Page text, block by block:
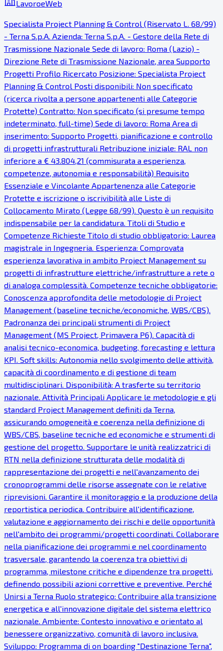
LavoroeWeb
Specialista Project Planning & Control (Riservato L. 68/99)
- Terna S.p.A. Azienda: Terna S.p.A. - Gestore della Rete di
Trasmissione Nazionale Sede di lavoro: Roma (Lazio) -
Direzione Rete di Trasmissione Nazionale, area Supporto
Progetti Profilo Ricercato Posizione: Specialista Project
Planning & Control Posti disponibili: Non specificato
(ricerca rivolta a persone appartenenti alle Categorie
Protette) Contratto: Non specificato (si presume tempo
indeterminato, full-time) Sede di lavoro: Roma Area di
inserimento: Supporto Progetti, pianificazione e controllo
di progetti infrastrutturali Retribuzione iniziale: RAL non
inferiore a € 43.804,21 (commisurata a esperienza,
competenze, autonomia e responsabilità) Requisito
Essenziale e Vincolante Appartenenza alle Categorie
Protette e iscrizione o iscrivibilità alle Liste di
Collocamento Mirato (Legge 68/99). Questo è un requisito
indispensabile per la candidatura. Titoli di Studio e
Competenze Richieste Titolo di studio obbligatorio: Laurea
magistrale in Ingegneria. Esperienza: Comprovata
esperienza lavorativa in ambito Project Management su
progetti di infrastrutture elettriche/infrastrutture a rete o
di analoga complessità. Competenze tecniche obbligatorie:
Conoscenza approfondita delle metodologie di Project
Management (baseline tecniche/economiche, WBS/CBS).
Padronanza dei principali strumenti di Project
Management (MS Project, Primavera P6). Capacità di
analisi tecnico-economica, budgeting, forecasting e lettura
KPI. Soft skills: Autonomia nello svolgimento delle attività,
capacità di coordinamento e di gestione di team
multidisciplinari. Disponibilità: A trasferte su territorio
nazionale. Attività Principali Applicare le metodologie e gli
standard Project Management definiti da Terna,
assicurando omogeneità e coerenza nella definizione di
WBS/CBS, baseline tecniche ed economiche e strumenti di
gestione del progetto. Supportare le unità realizzatrici di
RTN nella definizione strutturata delle modalità di
rappresentazione dei progetti e nell'avanzamento dei
cronoprogrammi delle risorse assegnate con le relative
riprevisioni. Garantire il monitoraggio e la produzione della
reportistica periodica. Contribuire all'identificazione,
valutazione e aggiornamento dei rischi e delle opportunità
nell'ambito dei programmi/progetti coordinati. Collaborare
nella pianificazione dei programmi e nel coordinamento
trasversale, garantendo la coerenza tra obiettivi di
programma, milestone critiche e dipendenze tra progetti,
definendo possibili azioni correttive e preventive. Perché
Unirsi a Terna Ruolo strategico: Contribuire alla transizione
energetica e all'innovazione digitale del sistema elettrico
nazionale. Ambiente: Contesto innovativo e orientato al
benessere organizzativo, comunità di lavoro inclusiva.
Sviluppo: Programma di on boarding "Destinazione Terna",